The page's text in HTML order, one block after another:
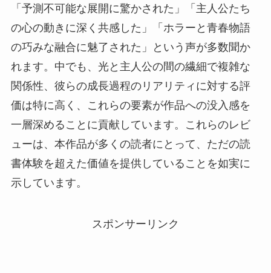
「予測不可能な展開に驚かされた」「主人公たち
の心の動きに深く共感した」「ホラーと青春物語
の巧みな融合に魅了された」という声が多数聞か
れます。中でも、光と主人公の間の繊細で複雑な
関係性、彼らの成長過程のリアリティに対する評
価は特に高く、これらの要素が作品への没入感を
一層深めることに貢献しています。これらのレビ
ューは、本作品が多くの読者にとって、ただの読
書体験を超えた価値を提供していることを如実に
示しています。
スポンサーリンク